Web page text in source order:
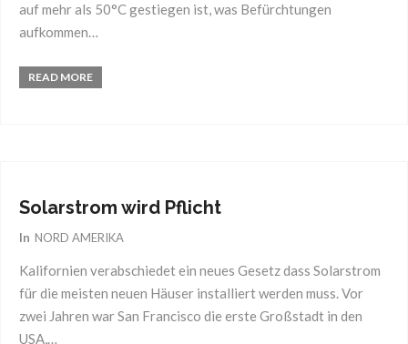
auf mehr als 50°C gestiegen ist, was Befürchtungen
aufkommen…
READ MORE
Solarstrom wird Pflicht
In NORD AMERIKA
Kalifornien verabschiedet ein neues Gesetz dass Solarstrom
für die meisten neuen Häuser installiert werden muss. Vor
zwei Jahren war San Francisco die erste Großstadt in den
USA,…